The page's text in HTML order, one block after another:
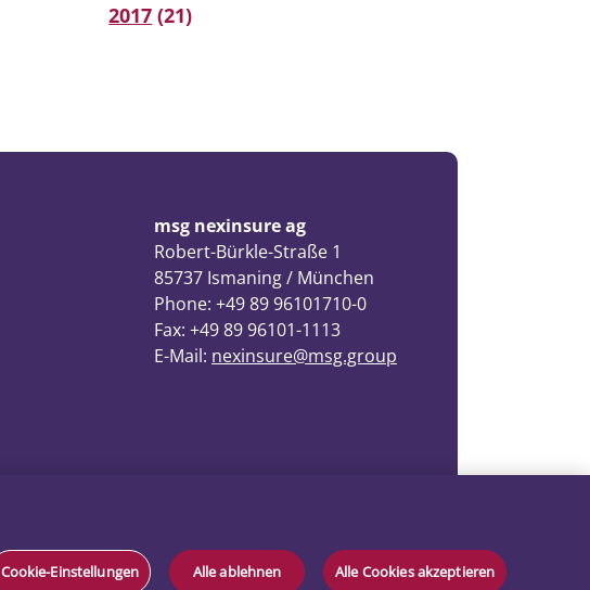
2017 (21)
msg nexinsure ag
Robert-Bürkle-Straße 1
85737 Ismaning / München
Phone: +49 89 96101710-0
Fax: +49 89 96101-1113
E-Mail: nexinsure@msg.group
Cookie-Einstellungen Alle ablehnen Alle Cookies akzeptieren